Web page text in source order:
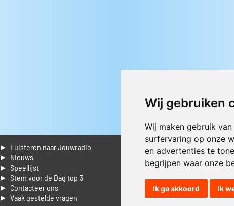
Wij gebruiken
Wij maken gebruik
surfervaring op onze
en advertenties te
begrijpen waar onze
Ik ga akkoord Ik
► Luisteren naar Jouwradio
► Nieuws
► Speellijst
► Stem voor de Dag top 3
► Contacteer ons
► Vaak gestelde vragen
► Livestream informatie
► Muziek opzoeken
► Vlaamse 100 Aller tijden
► De 50 beste van...
► Adverteren op Jouwradio
► Cookie voorkeuren wijzigen